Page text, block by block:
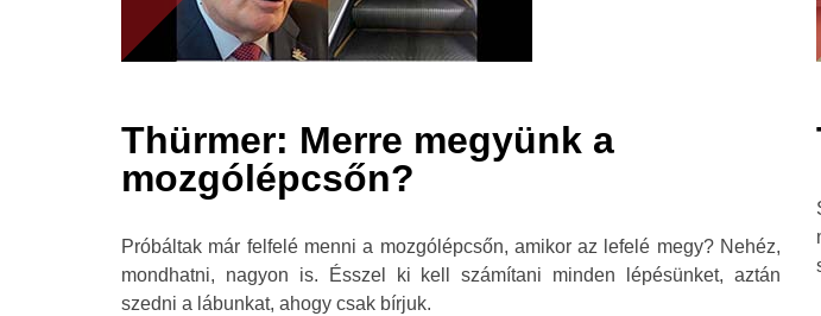
Thürmer: Merre megyünk a
mozgólépcsőn?
Próbáltak már felfelé menni a mozgólépcsőn, amikor az lefelé megy? Nehéz,
mondhatni, nagyon is. Ésszel ki kell számítani minden lépésünket, aztán
szedni a lábunkat, ahogy csak bírjuk.